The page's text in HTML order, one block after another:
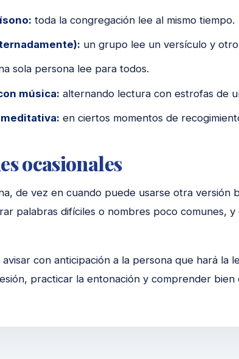
toda la congregación lee al mismo tiempo.
un grupo lee un versículo y
sola persona lee para todos.
música: alternando lectura con estrofas de
en ciertos momentos de
ocasionales
de vez en cuando puede usarse otra versión
palabras difíciles o nombres poco comunes,
con anticipación a la persona que hará la
practicar la entonación y comprender bien